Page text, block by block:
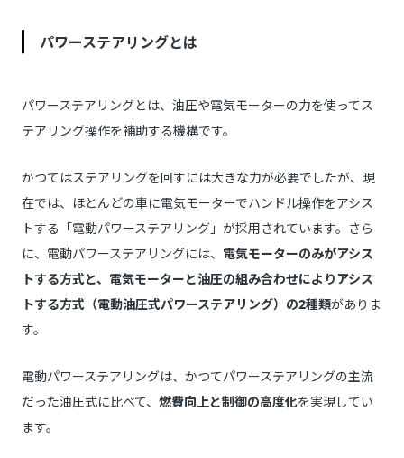
パワーステアリングとは
パワーステアリングとは、油圧や電気モーターの力を使ってス
テアリング操作を補助する機構です。
かつてはステアリングを回すには大きな力が必要でしたが、現
在では、ほとんどの車に電気モーターでハンドル操作をアシス
トする「電動パワーステアリング」が採用されています。さら
に、電動パワーステアリングには、 電気モーターのみがアシス
トする方式と、電気モーターと油圧の組み合わせによりアシス
トする方式（電動油圧式パワーステアリング）の2種類がありま
す。
電動パワーステアリングは、かつてパワーステアリングの主流
だった油圧式に比べて、 燃費向上と制御の高度化を実現してい
ます。